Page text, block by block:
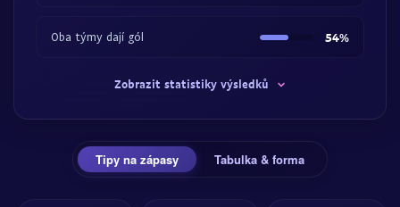
Oba týmy dají gól 54%
Zobrazit statistiky výsledků
Tipy na zápasy Tabulka & forma